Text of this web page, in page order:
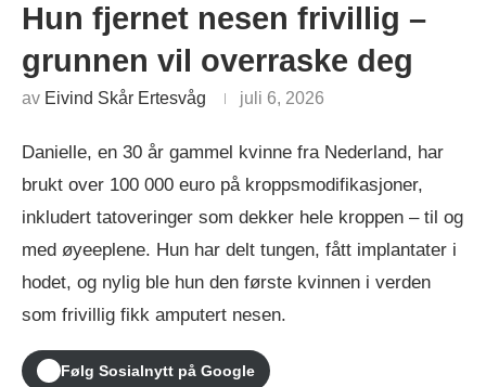
Hun fjernet nesen frivillig –
grunnen vil overraske deg
av Eivind Skår Ertesvåg juli 6, 2026
Danielle, en 30 år gammel kvinne fra Nederland, har
brukt over 100 000 euro på kroppsmodifikasjoner,
inkludert tatoveringer som dekker hele kroppen – til og
med øyeeplene. Hun har delt tungen, fått implantater i
hodet, og nylig ble hun den første kvinnen i verden
som frivillig fikk amputert nesen.
Følg Sosialnytt på Google